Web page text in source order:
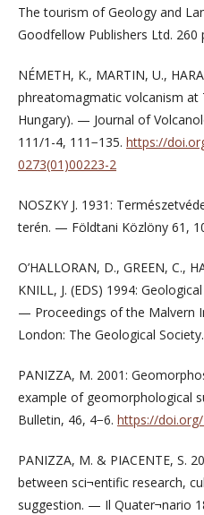
The tourism of Geology and
Goodfellow Publishers Ltd. 260
NÉMETH, K., MARTIN, U.,
phreatomagmatic volcanism at
Hungary). — Journal of
111/1-4, 111−135. https://
0273(01)00223-2
NOSZKY J. 1931:
terén. — Földtani Közlöny 61,
O’HALLORAN, D., GREEN, C.,
KNILL, J. (EDS) 1994:
— Proceedings of the Malvern
London: The Geological
PANIZZA, M. 2001:
example of geomorphological
Bulletin, 46, 4−6. https://
PANIZZA, M. & PIACENTE, S.
between sci¬entific research,
suggestion. — Il Quater¬nario